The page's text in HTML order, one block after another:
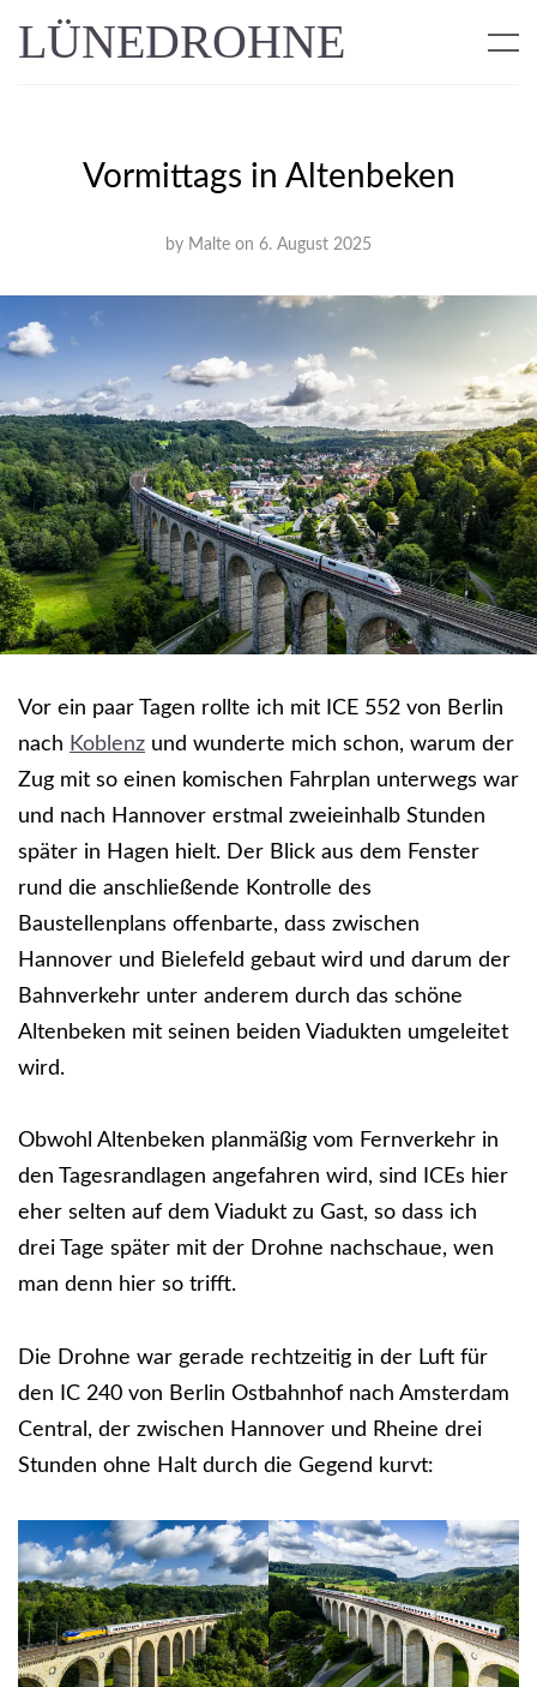
LÜNEDROHNE
Vormittags in Altenbeken
by Malte on 6. August 2025
Vor ein paar Tagen rollte ich mit ICE 552 von Berlin
nach Koblenz und wunderte mich schon, warum der
Zug mit so einen komischen Fahrplan unterwegs war
und nach Hannover erstmal zweieinhalb Stunden
später in Hagen hielt. Der Blick aus dem Fenster
rund die anschließende Kontrolle des
Baustellenplans offenbarte, dass zwischen
Hannover und Bielefeld gebaut wird und darum der
Bahnverkehr unter anderem durch das schöne
Altenbeken mit seinen beiden Viadukten umgeleitet
wird.
Obwohl Altenbeken planmäßig vom Fernverkehr in
den Tagesrandlagen angefahren wird, sind ICEs hier
eher selten auf dem Viadukt zu Gast, so dass ich
drei Tage später mit der Drohne nachschaue, wen
man denn hier so trifft.
Die Drohne war gerade rechtzeitig in der Luft für
den IC 240 von Berlin Ostbahnhof nach Amsterdam
Central, der zwischen Hannover und Rheine drei
Stunden ohne Halt durch die Gegend kurvt: